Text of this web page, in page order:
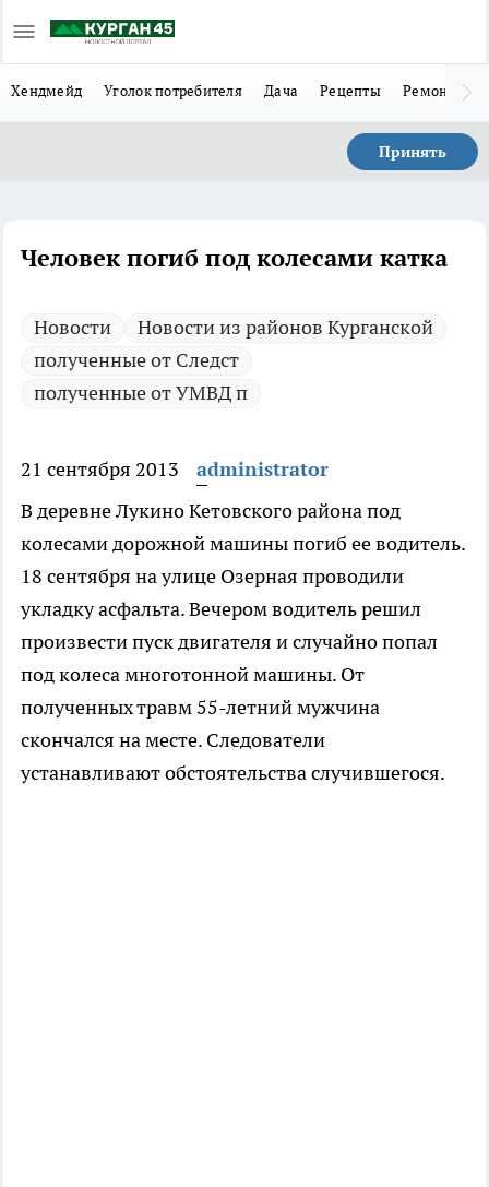
Хендмейд Уголок потребителя Дача Рецепты Ремонт
Принять
Человек погиб под колесами катка
Новости
Новости из районов Курганской
полученные от Следст
полученные от УМВД п
21 сентября 2013
administrator
В деревне Лукино Кетовского района под
колесами дорожной машины погиб ее водитель.
18 сентября на улице Озерная проводили
укладку асфальта. Вечером водитель решил
произвести пуск двигателя и случайно попал
под колеса многотонной машины. От
полученных травм 55-летний мужчина
скончался на месте. Следователи
устанавливают обстоятельства случившегося.